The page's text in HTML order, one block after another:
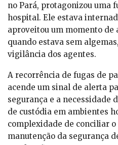
no Pará, protagonizou uma
hospital. Ele estava
aproveitou um momento de
quando estava sem
vigilância dos agentes.
A recorrência de fugas de
acende um sinal de alerta
segurança e a necessidade
de custódia em ambientes
complexidade de conciliar
manutenção da segurança